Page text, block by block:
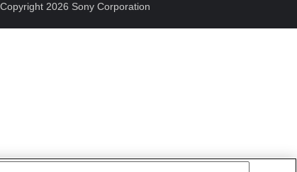
Copyright 2026 Sony Corporation